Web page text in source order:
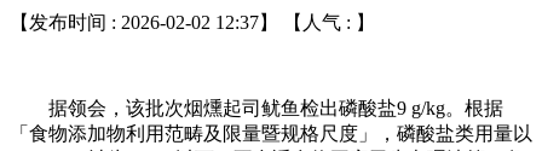
【发布时间 : 2026-02-02 12:37】 【人气 : 】
据领会，该批次烟燻起司鱿鱼检出磷酸盐9 g/kg。根据
「食物添加物利用范畴及限量暨规格尺度」，磷酸盐类用量以